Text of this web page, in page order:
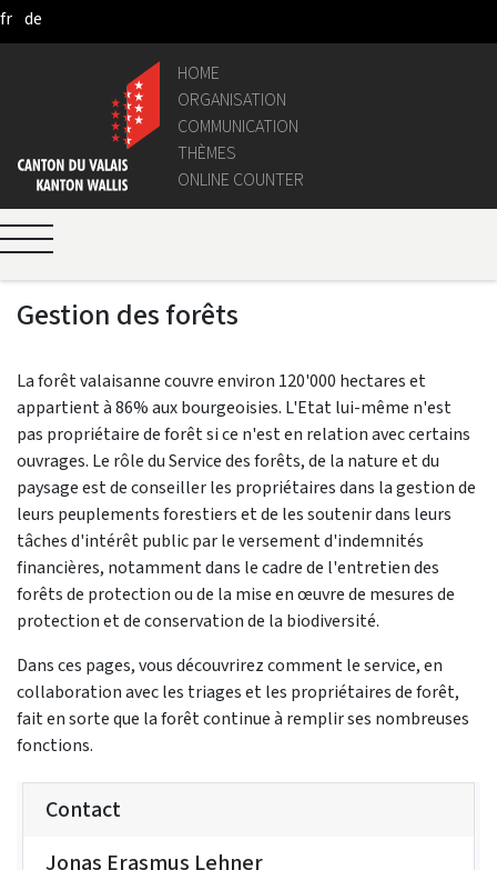
Skip to Main Content
fr de
HOME
ORGANISATION
COMMUNICATION
THÈMES
ONLINE COUNTER
Gestion des forêts
La forêt valaisanne couvre environ 120'000 hectares et
appartient à 86% aux bourgeoisies. L'Etat lui-même n'est
pas propriétaire de forêt si ce n'est en relation avec certains
ouvrages. Le rôle du Service des forêts, de la nature et du
paysage est de conseiller les propriétaires dans la gestion de
leurs peuplements forestiers et de les soutenir dans leurs
tâches d'intérêt public par le versement d'indemnités
financières, notamment dans le cadre de l'entretien des
forêts de protection ou de la mise en œuvre de mesures de
protection et de conservation de la biodiversité.
Dans ces pages, vous découvrirez comment le service, en
collaboration avec les triages et les propriétaires de forêt,
fait en sorte que la forêt continue à remplir ses nombreuses
fonctions.
Contact
Jonas Erasmus Lehner